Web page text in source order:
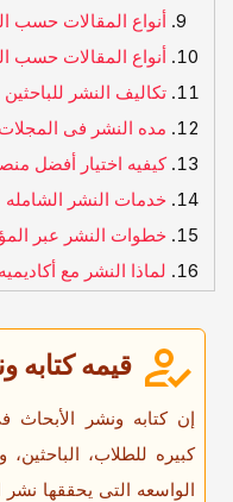
أنواع المقالات حسب
أنواع المقالات حسب
تکالیف النشر للباحثین
مده النشر فی المجلات
کیفیه اختیار أفضل
خدمات النشر الشامله
خطوات النشر عبر
لماذا النشر مع
قیمه کتابه
إن کتابه ونشر
کبیره للطلاب، الباحثین،
الواسعه التی یحققها